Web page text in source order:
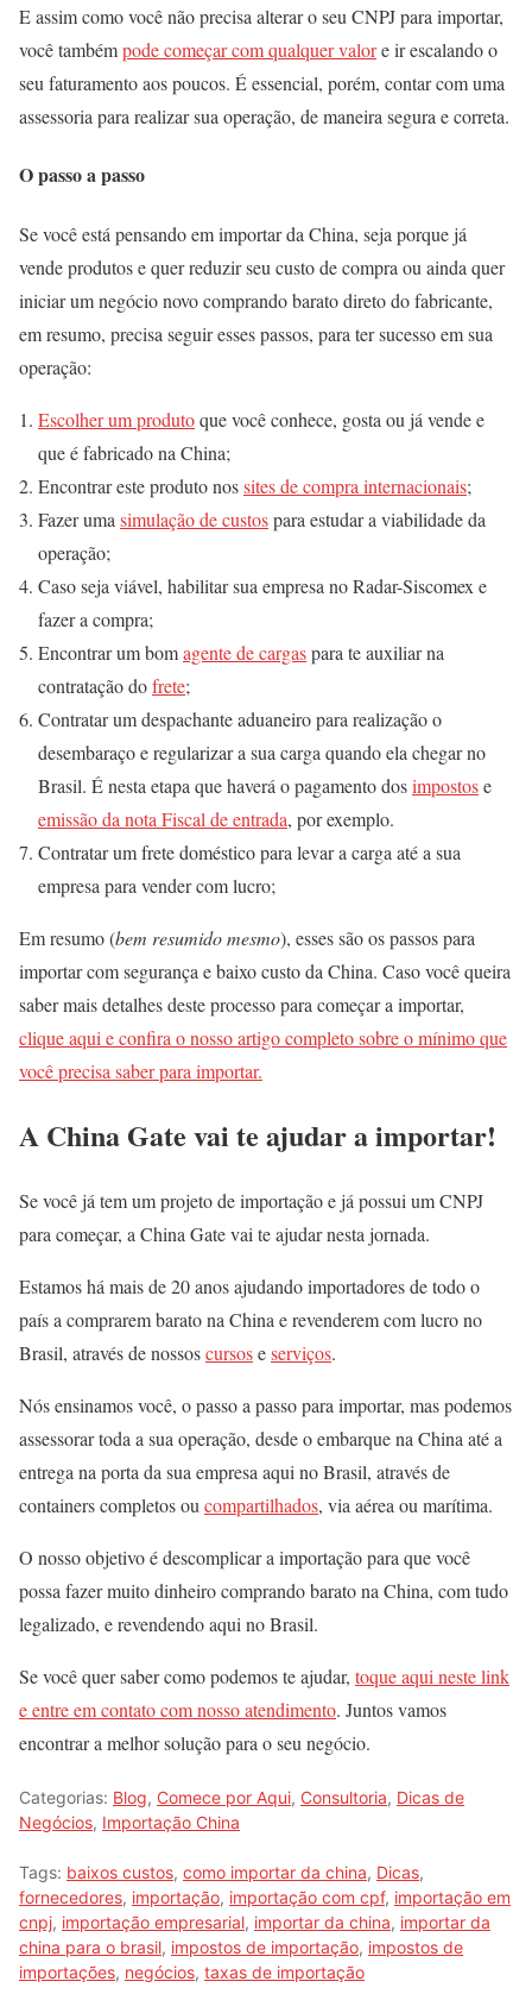
E assim como você não precisa alterar o seu CNPJ para importar,
você tambémpode começar com qualquer valore ir escalando o
seu faturamento aos poucos. É essencial, porém, contar com uma
assessoria para realizar sua operação, de maneira segura e correta.
O passo a passo
Se você está pensando em importar da China, seja porque já
vende produtos e quer reduzir seu custo de compra ou ainda quer
iniciar um negócio novo comprando barato direto do fabricante,
em resumo, precisa seguir esses passos, para ter sucesso em sua
operação:
Escolher um produtoque você conhece, gosta ou já vende e
que é fabricado na China;
Encontrar este produto nossites de compra internacionais;
Fazer uma simulação de custospara estudar a viabilidade da
operação;
Caso seja viável, habilitar sua empresa no Radar-Siscomex e
fazer a compra;
Encontrar um bomagente de cargaspara te auxiliar na
contratação dofrete;
Contratar um despachante aduaneiro para realização o
desembaraço e regularizar a sua carga quando ela chegar no
Brasil. É nesta etapa que haverá o pagamento dosimpostose
emissão da nota Fiscal de entrada, por exemplo.
Contratar um frete doméstico para levar a carga até a sua
empresa para vender com lucro;
Em resumo (bem resumido mesmo), esses são os passos para
importar com segurança e baixo custo da China. Caso você queira
saber mais detalhes deste processo para começar a importar,
clique aqui e confira o nosso artigo completo sobre o mínimo que
você precisa saber para importar.
A China Gate vai te ajudar a importar!
Se você já tem um projeto de importação e já possui um CNPJ
para começar, a China Gate vai te ajudar nesta jornada.
Estamos há mais de 20 anos ajudando importadores de todo o
país a comprarem barato na China e revenderem com lucro no
Brasil, através de nossoscursoseserviços.
Nós ensinamos você, o passo a passo para importar, mas podemos
assessorar toda a sua operação, desde o embarque na China até a
entrega na porta da sua empresa aqui no Brasil, através de
containers completos oucompartilhados, via aérea ou marítima.
O nosso objetivo é descomplicar a importação para que você
possa fazer muito dinheiro comprando barato na China, com tudo
legalizado, e revendendo aqui no Brasil.
Se você quer saber como podemos te ajudar, toque aqui neste link
e entre em contato com nosso atendimento. Juntos vamos
encontrar a melhor solução para o seu negócio.
Categorias: Blog, Comece por Aqui, Consultoria, Dicas de
Negócios, Importação China
Tags: baixos custos, como importar da china, Dicas,
fornecedores, importação, importação com cpf, importação em
cnpj, importação empresarial, importar da china, importar da
china para o brasil, impostos de importação, impostos de
importações, negócios, taxas de importação